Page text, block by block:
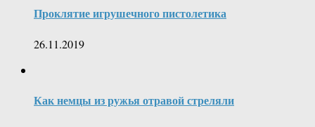
Проклятие игрушечного пистолетика
26.11.2019
Как немцы из ружья отравой стреляли